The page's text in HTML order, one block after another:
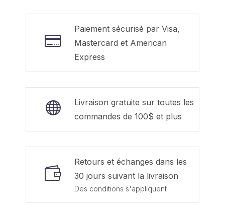
client
Paiement sécurisé par Visa,
Mastercard et American
Express
Livraison gratuite sur toutes les
commandes de 100$ et plus
Retours et échanges dans les
30 jours suivant la livraison
Des conditions s'appliquent